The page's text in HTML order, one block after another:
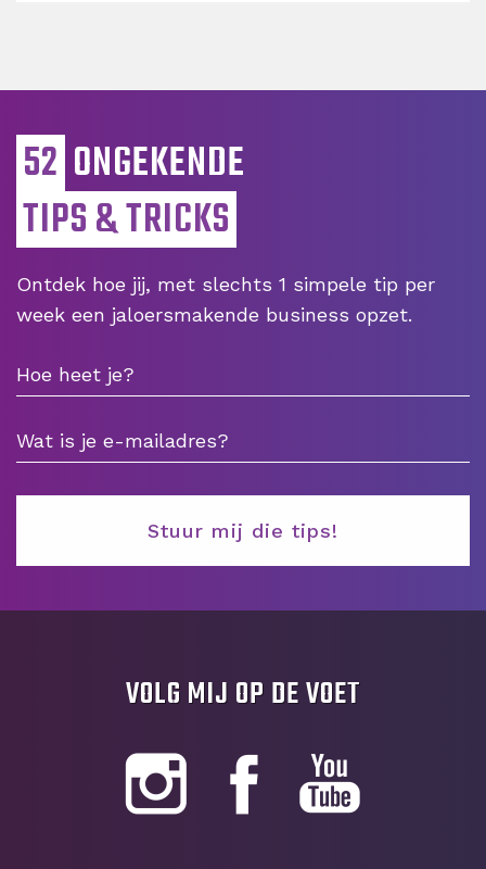
52 ONGEKENDE
TIPS & TRICKS
Ontdek hoe jij, met slechts 1 simpele tip per
week een jaloersmakende business opzet.
VOLG MIJ OP DE VOET